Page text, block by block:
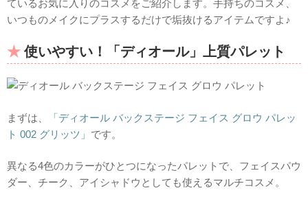
ているお気に入りのコスメをご紹介します。手持ちのコスメ、
いつものメイクにプラスするだけで垢抜けるアイテムですよ♪
使いやすい！「ディオール」上質パレット
まずは、
「ディオール バックステージ フェイス グロウ パレッ
ト 002 グリッツ」 です。
異なる4色のカラーがひとつになったパレットで、フェイスパウ
ダー、チーク、アイシャドウとしても使えるマルチコスメ。